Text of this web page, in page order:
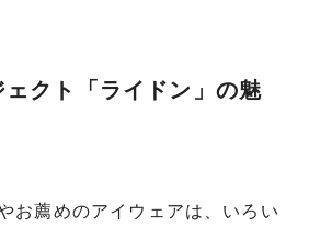
クト「ライドン」の魅
お薦めのアイウェアは、いろい